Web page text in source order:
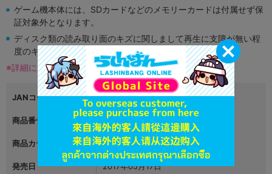
ゲーム機本体には、SDカードなどのメモリーカードは付属せず保
証対象外となります。
ディスク類の読み取り面のキズに関しまして再生に支障が無い程
度のキズがある場合がございます。
※詳細につきましてはコチラ
JANコード
商品番号 L01413456
商品カテゴリ グッズ
発売日 2017年05月17日